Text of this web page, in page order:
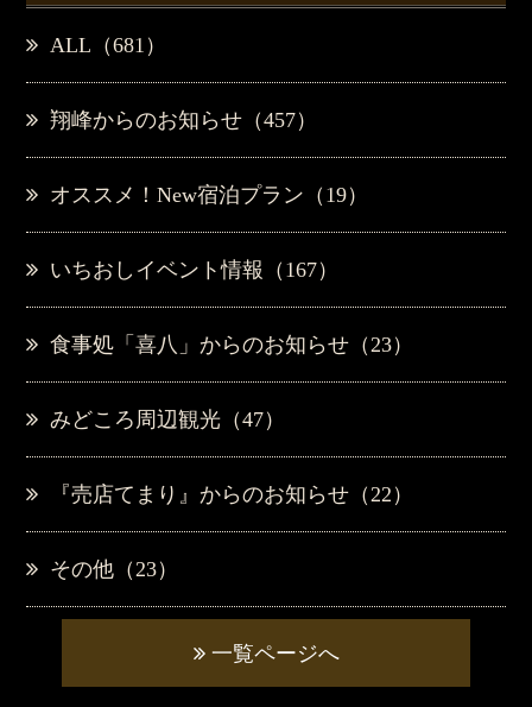
ALL（681）
翔峰からのお知らせ（457）
オススメ！New宿泊プラン（19）
いちおしイベント情報（167）
食事処「喜八」からのお知らせ（23）
みどころ周辺観光（47）
『売店てまり』からのお知らせ（22）
その他（23）
一覧ページへ